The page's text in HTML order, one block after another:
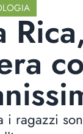
i ragazzi